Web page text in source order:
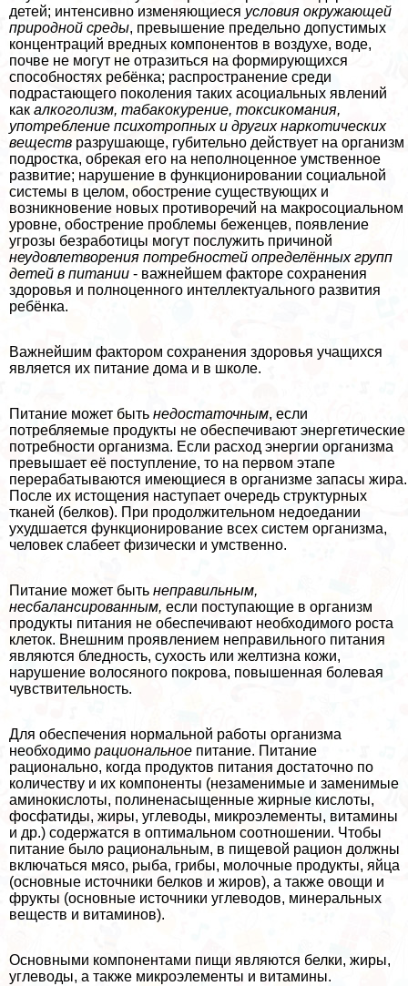
детей; интенсивно изменяющиеся условия окружающей
природной среды, превышение предельно допустимых
концентраций вредных компонентов в воздухе, воде,
почве не могут не отразиться на формирующихся
способностях ребёнка; распространение среди
подрастающего поколения таких асоциальных явлений
как алкоголизм, табакокурение, токсикомания,
употрeбление психотропных и других наркотических
веществ разрушающе, губительно действует на организм
подростка, обрекая его на неполноценное умственное
развитие; нарушение в функционировании социальной
системы в целом, обострение существующих и
возникновение новых противоречий на макросоциальном
уровне, обострение проблемы беженцев, появление
угрозы безработицы могут послужить причиной
неудовлетворения потребностей определённых групп
детей в питании - важнейшем факторе сохранения
здоровья и полноценного интеллектуального развития
ребёнка.
Важнейшим фактором сохранения здоровья учащихся
является их питание дома и в школе.
Питание может быть недостаточным, если
потрeбляемые продукты не обеспечивают энергетические
потребности организма. Если расход энергии организма
превышает её поступление, то на первом этапе
переpaбатываются имеющиеся в организме запасы жира.
После их истощения наступает очередь структурных
тканей (белков). При продолжительном недоедании
ухудшается функционирование всех систем организма,
человек слабеет физически и умственно.
Питание может быть неправильным,
несбалансированным, если поступающие в организм
продукты питания не обеспечивают необходимого роста
клеток. Внешним проявлением неправильного питания
являются бледность, сухость или желтизна кожи,
нарушение волосяного покрова, повышенная болевая
чувствительность.
Для обеспечения нормальной работы организма
необходимо рациональное питание. Питание
рационально, когда продуктов питания достаточно по
количеству и их компоненты (незаменимые и заменимые
аминокислоты, полиненасыщенные жирные кислоты,
фосфатиды, жиры, углеводы, микроэлементы, витамины
и др.) содержатся в оптимальном соотношении. Чтобы
питание было рациональным, в пищевой рацион должны
включаться мясо, рыба, грибы, молочные продукты, яйца
(основные источники белков и жиров), а также овощи и
фрукты (основные источники углеводов, минеральных
веществ и витаминов).
Основными компонентами пищи являются белки, жиры,
углеводы, а также микроэлементы и витамины.